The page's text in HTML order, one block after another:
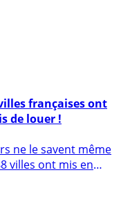
de louer !
ne le savent même
villes ont mis en